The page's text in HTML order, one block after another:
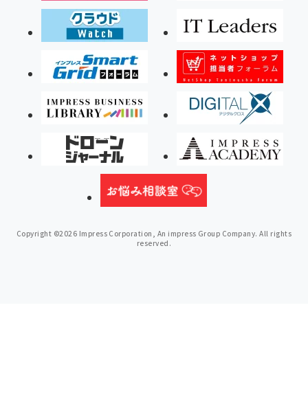
Copyright ©2026 Impress Corporation, An impress Group Company. All rights
reserved.